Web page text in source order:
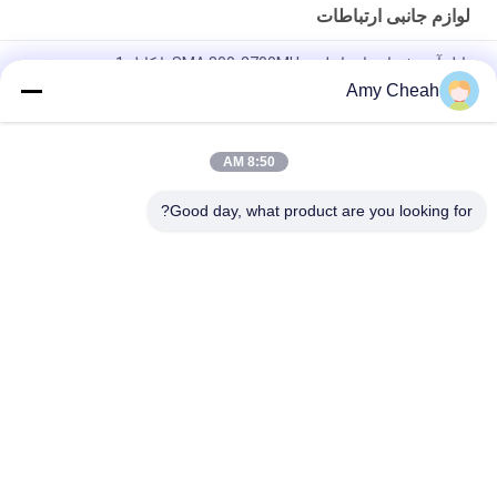
لوازم جانبی ارتباطات
پانل آنتن فضای باز داخلی SMA 800-2700MHz با کابل 1 متری، سفید
سفید
Amy Cheah
8:50 AM
Good day, what product are you looking for?